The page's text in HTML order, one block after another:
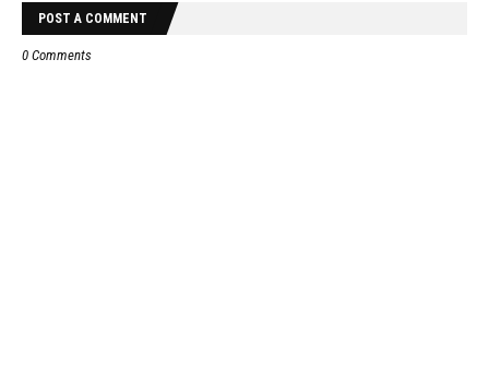
POST A COMMENT
0 Comments